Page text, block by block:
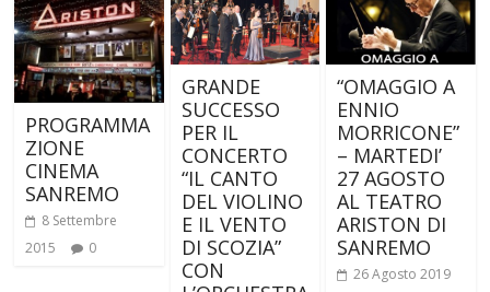
PROGRAMMA
ZIONE
CINEMA
SANREMO
8 Settembre
2015
0
GRANDE
SUCCESSO
PER IL
CONCERTO
“IL CANTO
DEL VIOLINO
E IL VENTO
DI SCOZIA”
CON
“OMAGGIO A
ENNIO
MORRICONE”
– MARTEDI’
27 AGOSTO
AL TEATRO
ARISTON DI
SANREMO
26 Agosto 2019